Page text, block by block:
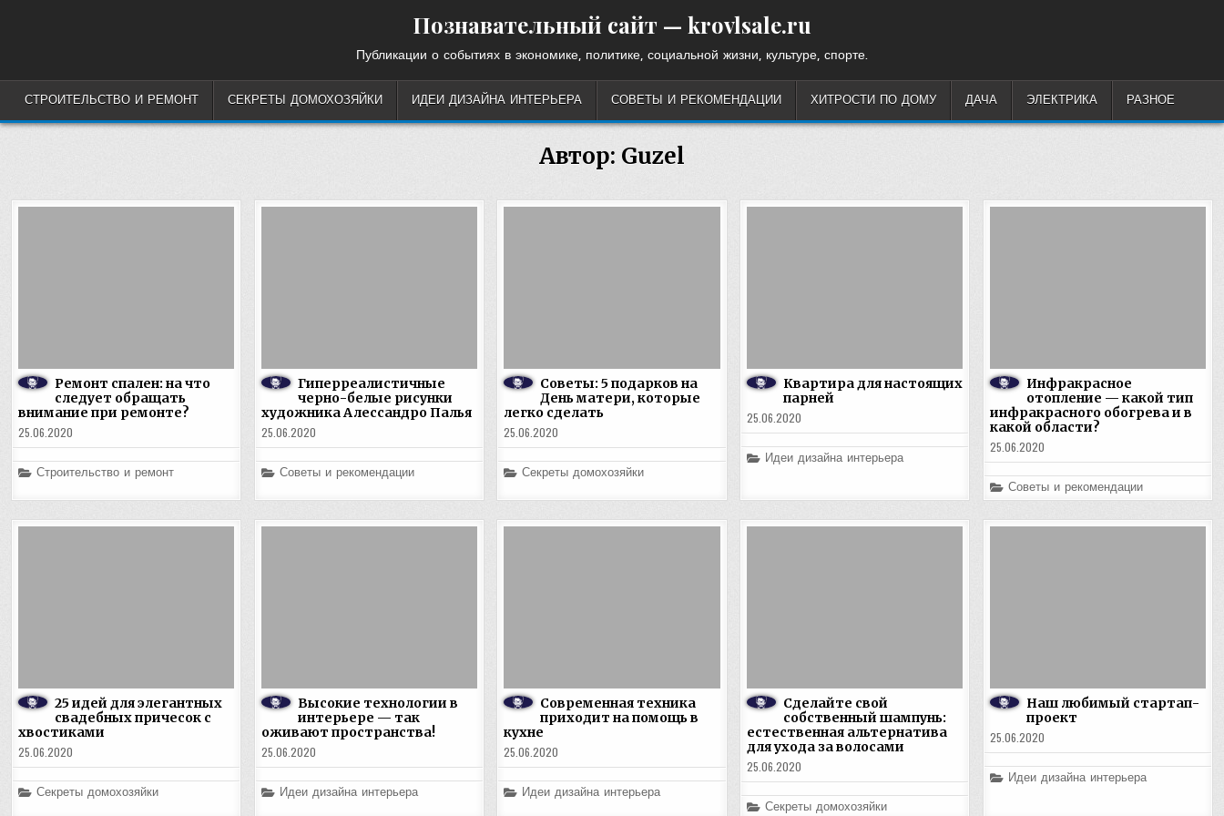
Познавательный сайт — krovlsale.ru
Публикации о событиях в экономике, политике, социальной жизни, культуре, спорте.
СТРОИТЕЛЬСТВО И РЕМОНТ СЕКРЕТЫ ДОМОХОЗЯЙКИ ИДЕИ ДИЗАЙНА ИНТЕРЬЕРА СОВЕТЫ И РЕКОМЕНДАЦИИ ХИТРОСТИ ПО ДОМУ ДАЧА ЭЛЕКТРИКА РАЗНОЕ
Автор: Guzel
Ремонт спален: на что
следует обращать
внимание при ремонте?
25.06.2020
Posted
Строительство и ремонт
Гиперреалистичные
черно-белые рисунки
художника Алессандро Палья
25.06.2020
Posted
Советы и рекомендации
Советы: 5 подарков на
День матери, которые
легко сделать
25.06.2020
Posted
Секреты домохозяйки
Квартира для настоящих
парней
25.06.2020
Posted
in
Идеи дизайна интерьера
Инфракрасное
отопление — какой тип
инфракрасного обогрева и в
какой области?
25.06.2020
Posted
in
Советы и рекомендации
25 идей для элегантных
свадебных причесок с
хвостиками
25.06.2020
Posted
Секреты домохозяйки
Высокие технологии в
интерьере — так
оживают пространства!
25.06.2020
Posted
in
Идеи дизайна интерьера
Современная техника
приходит на помощь в
кухне
25.06.2020
Posted
in
Идеи дизайна интерьера
Сделайте свой
собственный шампунь:
естественная альтернатива
для ухода за волосами
25.06.2020
Posted
Секреты домохозяйки
Наш любимый стартап-
проект
25.06.2020
Posted
in
Идеи дизайна интерьера